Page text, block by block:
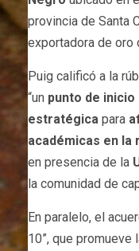
provincia de Santa
exportadora de oro
Puig calificó a la
“un punto de inicio
estratégica para
académicas en la
en presencia de la
la comunidad de
En paralelo, el
10”, que promueve